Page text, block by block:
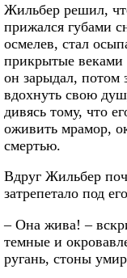
Жильбер решил,
прижался губами
осмелев, стал
прикрытые веками
он зарыдал, потом
вдохнуть свою
дивясь тому, что
оживить мрамор,
смертью.
Вдруг Жильбер
затрепетало под
– Она жива! –
темные и
ругань, стоны